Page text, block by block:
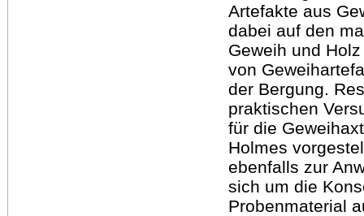
Artefakte aus
dabei auf den
Geweih und
von
der Bergung.
praktischen
für die
Holmes
ebenfalls zur
sich um die
Probenmaterial